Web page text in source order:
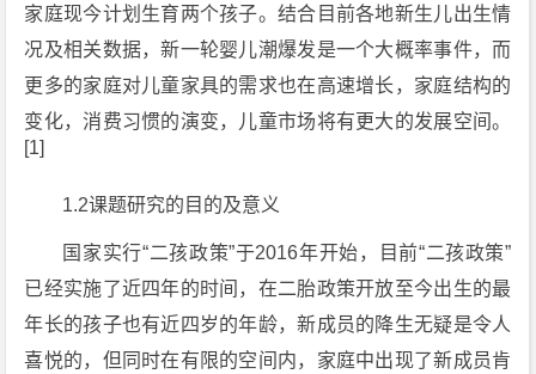
家庭现今计划生育两个孩子。结合目前各地新生儿出生情
况及相关数据，新一轮婴儿潮爆发是一个大概率事件，而
更多的家庭对儿童家具的需求也在高速增长，家庭结构的
变化，消费习惯的演变，儿童市场将有更大的发展空间。
[1]
1.2课题研究的目的及意义
国家实行“二孩政策”于2016年开始，目前“二孩政策”
已经实施了近四年的时间，在二胎政策开放至今出生的最
年长的孩子也有近四岁的年龄，新成员的降生无疑是令人
喜悦的，但同时在有限的空间内，家庭中出现了新成员肯